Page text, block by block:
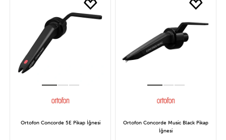
Ortofon Concorde 5E Pikap İğnesi
Ortofon Concorde Music Black Pikap
İğnesi